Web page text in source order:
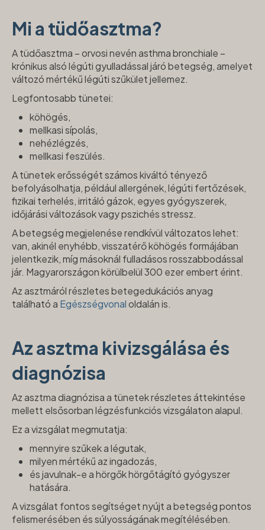
Mi a tüdőasztma?
A tüdőasztma – orvosi nevén asthma bronchiale –
krónikus alsó légúti gyulladással járó betegség, amelyet
változó mértékű légúti szűkület jellemez.
Legfontosabb tünetei:
köhögés,
mellkasi sípolás,
nehézlégzés,
mellkasi feszülés.
A tünetek erősségét számos kiváltó tényező
befolyásolhatja, például allergének, légúti fertőzések,
fizikai terhelés, irritáló gázok, egyes gyógyszerek,
időjárási változások vagy pszichés stressz.
A betegség megjelenése rendkívül változatos lehet:
van, akinél enyhébb, visszatérő köhögés formájában
jelentkezik, míg másoknál fulladásos rosszabbodással
jár. Magyarországon körülbelül 300 ezer embert érint.
Az asztmáról részletes betegedukációs anyag
található a Egészségvonaloldalán is.
Az asztma kivizsgálása és
diagnózisa
Az asztma diagnózisa a tünetek részletes áttekintése
mellett elsősorban légzésfunkciós vizsgálaton alapul.
Ez a vizsgálat megmutatja:
mennyire szűkek a légutak,
milyen mértékű az ingadozás,
és javulnak-e a hörgők hörgőtágító gyógyszer
hatására.
A vizsgálat fontos segítséget nyújt a betegség pontos
felismerésében és súlyosságának megítélésében.